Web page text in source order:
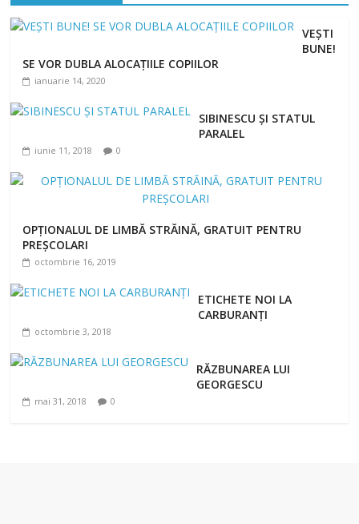
VEȘTI
BUNE!
SE VOR DUBLA ALOCAȚIILE COPIILOR
ianuarie 14, 2020
SIBINESCU ȘI STATUL
PARALEL
iunie 11, 2018 0
OPȚIONALUL DE LIMBĂ STRĂINĂ, GRATUIT PENTRU
PREȘCOLARI
octombrie 16, 2019
ETICHETE NOI LA
CARBURANȚI
octombrie 3, 2018
RĂZBUNAREA LUI
GEORGESCU
mai 31, 2018 0